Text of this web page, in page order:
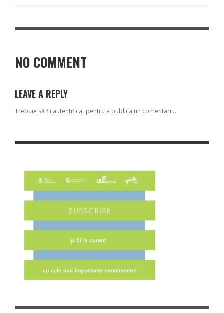
NO COMMENT
LEAVE A REPLY
Trebuie să fii autentificat pentru a publica un comentariu.